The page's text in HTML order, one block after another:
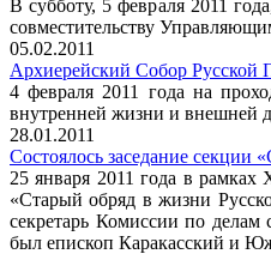
В субботу, 5 февраля 2011
совместительству
05.02.2011
Архиерейский Собор Русской
4 февраля 2011 года на
внутренней жизни и внешней
28.01.2011
Состоялось заседание
25 января 2011 года в
«Старый обряд в жизни
секретарь Комиссии по делам
был епископ Каракасский и